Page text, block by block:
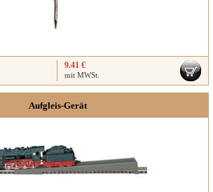
9.41 €
mit MWSt.
Aufgleis-Gerät